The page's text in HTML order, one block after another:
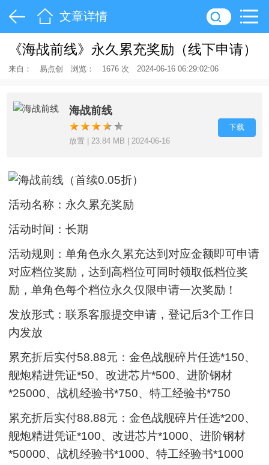
文章详情
《海战前线》永久累充奖励（线下申请）
来自： 易点创 浏览： 1676 次 2024-06-16 06:29:02:06
海战前线
放置 | 23.84 MB | 2024-06-16
下载
活动名称：永久累充奖励
活动时间：长期
活动规则：单角色永久累充达到对应金额即可申请
对应档位奖励，达到高档位可同时领取低档位奖
励，单角色每个档位永久仅限申请一次奖励！
发放形式：联系客服提交申请，登记后3个工作日
内发放
累充折后实付58.88元：金色战舰碎片任选*150、
舰炮精进凭证*50、改进芯片*500、进阶钢材
*25000、战机经验书*750、特工经验书*750
累充折后实付88.88元：金色战舰碎片任选*200、
舰炮精进凭证*100、改进芯片*1000、进阶钢材
*50000、战机经验书*1000、特工经验书*1000